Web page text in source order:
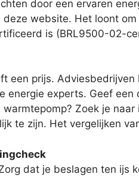
door een ervaren
website. Het loont
is (BRL9500-02-
een prijs.
energie experts. Geef
Zoek je
te zijn. Het vergelijken
dat je beslagen ten ijs